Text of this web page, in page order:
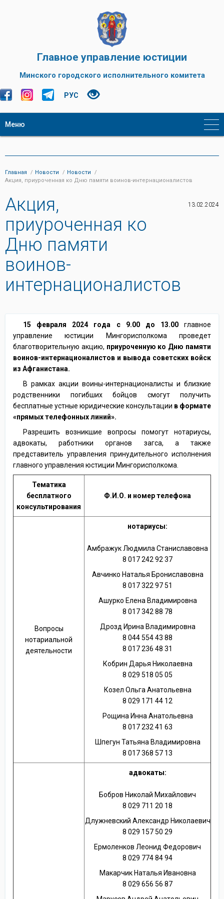
Главное управление юстиции
Минского городского исполнительного комитета
РУС
Меню
Главная Новости
Новости
Акция, приуроченная ко Дню памяти воинов-интернационалистов
Акция,
приуроченная ко
Дню памяти
воинов-
интернационалистов
13.02.2024
15 февраля 2024 года с 9.00 до 13.00 главное
управление юстиции Мингорисполкома проведет
благотворительную акцию, приуроченную ко Дню памяти
воинов-интернационалистов и вывода советских войск
из Афганистана.
В рамках акции воины-интернационалисты и близкие
родственники погибших бойцов смогут получить
бесплатные устные юридические консультации в формате
«прямых телефонных линий».
Разрешить возникшие вопросы помогут нотариусы,
адвокаты, работники органов загса, а также
представитель управления принудительного исполнения
главного управления юстиции Мингорисполкома.
Тематика
бесплатного
консультирования
Ф.И.О. и номер телефона
Вопросы
нотариальной
деятельности
нотариусы:
Амбражук Людмила Станиславовна
8 017 242 92 37
Авчинко Наталья Брониславовна
8 017 322 97 51
Ашурко Елена Владимировна
8 017 342 88 78
Дрозд Ирина Владимировна
8 044 554 43 88
8 017 236 48 31
Кобрин Дарья Николаевна
8 029 518 05 05
Козел Ольга Анатольевна
8 029 171 44 12
Рощина Инна Анатольевна
8 017 232 41 63
Шпегун Татьяна Владимировна
8 017 368 57 13
адвокаты:
Бобров Николай Михайлович
8 029 711 20 18
Длужневский Александр Николаевич
8 029 157 50 29
Ермоленков Леонид Федорович
8 029 774 84 94
Макарчик Наталья Ивановна
8 029 656 56 87